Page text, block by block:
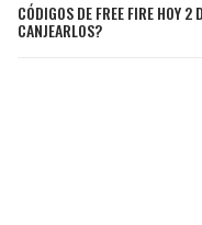
CÓDIGOS DE FREE FIRE HOY
CANJEARLOS?